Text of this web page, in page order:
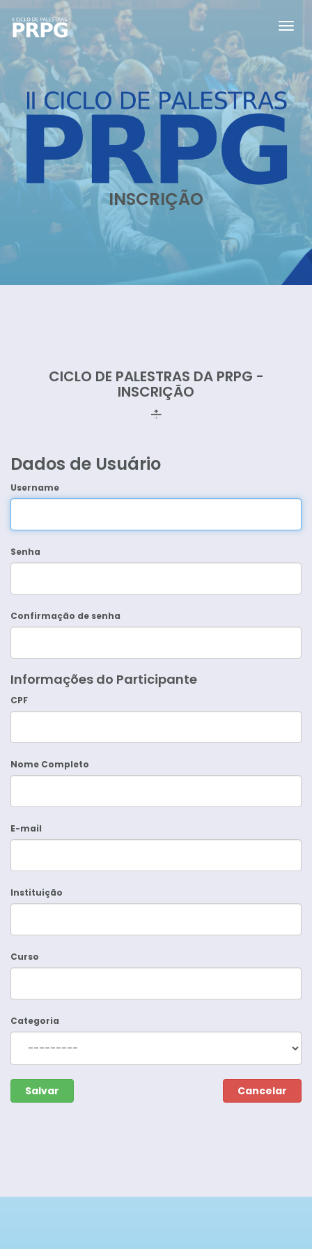
INSCRIÇÃO
CICLO DE PALESTRAS DA PRPG -
INSCRIÇÃO
Dados de Usuário
Username
Senha
Confirmação de senha
Informações do Participante
CPF
Nome Completo
E-mail
Instituição
Curso
Categoria
Salvar Cancelar